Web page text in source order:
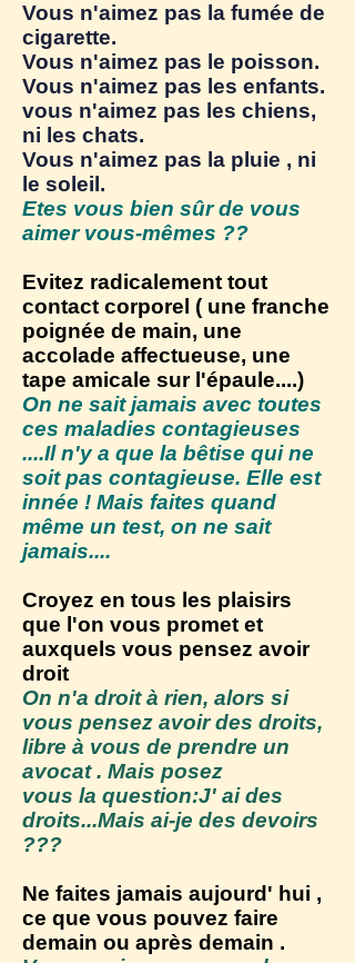
Vous n'aimez pas la fumée de
cigarette.
Vous n'aimez pas le poisson.
Vous n'aimez pas les enfants.
vous n'aimez pas les chiens,
ni les chats.
Vous n'aimez pas la pluie , ni
le soleil.
Etes vous bien sûr de vous
aimer vous-mêmes ??
Evitez radicalement tout
contact corporel ( une franche
poignée de main, une
accolade affectueuse, une
tape amicale sur l'épaule....)
On ne sait jamais avec toutes
ces maladies contagieuses
....Il n'y a que la bêtise qui ne
soit pas contagieuse. Elle est
innée ! Mais faites quand
même un test, on ne sait
jamais....
Croyez en tous les plaisirs
que l'on vous promet et
auxquels vous pensez avoir
droit
On n'a droit à rien, alors si
vous pensez avoir des droits,
libre à vous de prendre un
avocat . Mais posez
vous la question:J' ai des
droits...Mais ai-je des devoirs
???
Ne faites jamais aujourd' hui ,
ce que vous pouvez faire
demain ou après demain .